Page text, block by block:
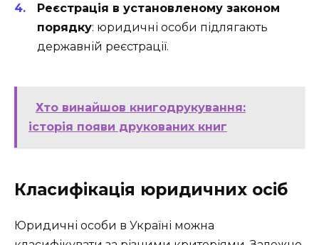
Реєстрація в установленому законом
порядку: юридичні особи підлягають
державній реєстрації.
Хто винайшов книгодрукування:
історія появи друкованих книг
Класифікація юридичних осіб
Юридичні особи в Україні можна